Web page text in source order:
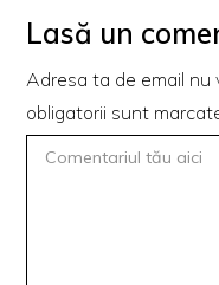
Lasă un
Adresa ta de email nu
obligatorii sunt